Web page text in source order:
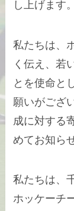
し上げます。
私たちは、
く伝え、若
とを使命と
願いがござ
成に対する
めてお知ら
私たちは、
ホッケーチ